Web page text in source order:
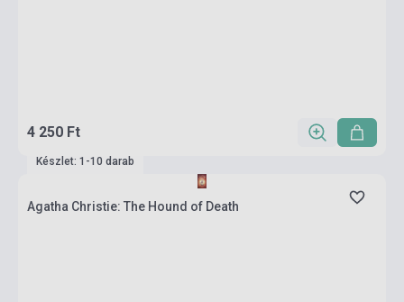
4 250 Ft
Készlet: 1-10 darab
Agatha Christie: The Hound of Death